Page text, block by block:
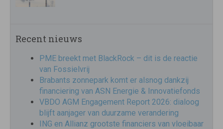
Recent nieuws
PME breekt met BlackRock – dit is de reactie
van Fossielvrij
Brabants zonnepark komt er alsnog dankzij
financiering van ASN Energie & Innovatiefonds
VBDO AGM Engagement Report 2026: dialoog
blijft aanjager van duurzame verandering
ING en Allianz grootste financiers van vloeibaar